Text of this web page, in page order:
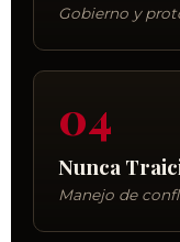
Gobierno y
04
Nunca
Manejo de